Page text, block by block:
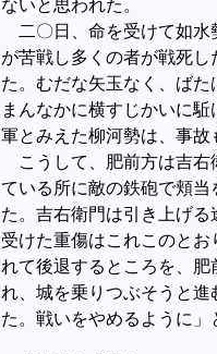
ないと思われた。
二〇日、命を受けて如水
が苦戦し多くの者が戦死
た。むだな矢玉なく、ば
まんなかに横すじかいに
軍とみえた柳河勢は、事故
こうして、肥前方は吉右
ている所に敵の鉄砲で頬
た。吉右衛門は引き上げ
受けた重傷はこれこのと
れて後退するところを、
れ、城を乗りつぶそうと
た。戦いをやめるように」